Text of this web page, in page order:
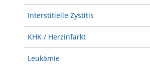
Interstitielle Zystitis
KHK / Herzinfarkt
Leukämie